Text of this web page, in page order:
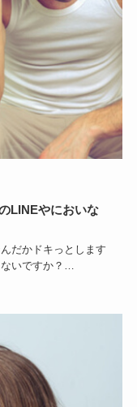
LINEやにおいな
だかドキっとします
いですか？